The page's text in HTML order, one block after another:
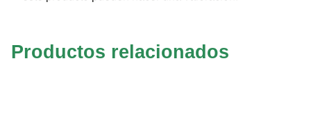
Productos relacionados